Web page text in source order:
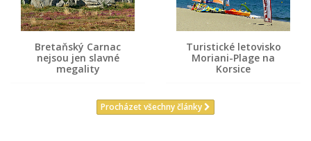
Bretaňský Carnac
nejsou jen slavné
megality
Turistické letovisko
Moriani-Plage na
Korsice
Procházet všechny články